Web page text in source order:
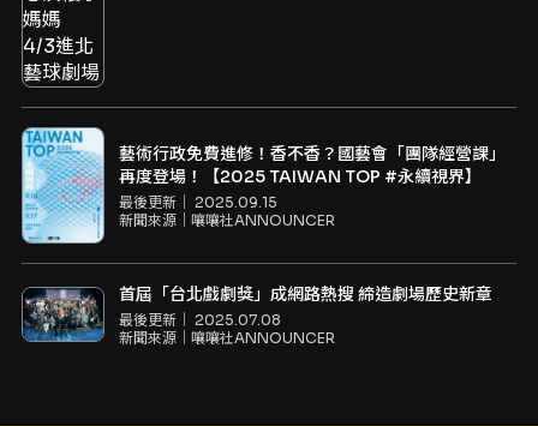
藝術行政免費進修！香不香？國藝會「團隊經營課」
再度登場！【2025 TAIWAN TOP #永續視界】
最後更新｜ 2025.09.15
新聞來源｜ 嚷嚷社ANNOUNCER
首屆「台北戲劇獎」成網路熱搜 締造劇場歷史新章
最後更新｜ 2025.07.08
新聞來源｜ 嚷嚷社ANNOUNCER